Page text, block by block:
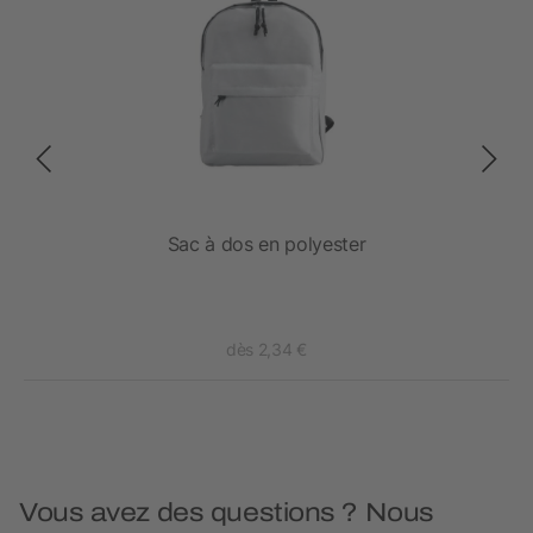
Sac à dos en polyester
dès 2,34 €
Vous avez des questions ? Nous